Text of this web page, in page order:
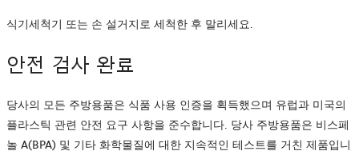
식기세척기 또는 손 설거지로 세척한 후 말리세요.
안전 검사 완료
당사의 모든 주방용품은 식품 사용 인증을 획득했으며 유럽과 미국의
플라스틱 관련 안전 요구 사항을 준수합니다. 당사 주방용품은 비스페
놀 A(BPA) 및 기타 화학물질에 대한 지속적인 테스트를 거친 제품입니